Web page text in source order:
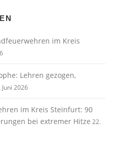
im Kreis
Lehren gezogen,
Juni 2026
im Kreis Steinfurt: 90
bei extremer Hitze 22.